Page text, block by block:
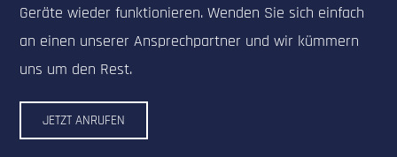
Geräte wieder funktionieren. Wenden Sie sich einfach
an einen unserer Ansprechpartner und wir kümmern
uns um den Rest.
JETZT ANRUFEN